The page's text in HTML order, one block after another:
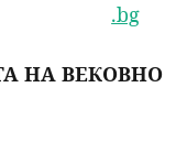
.bg
НА ВЕКОВНО